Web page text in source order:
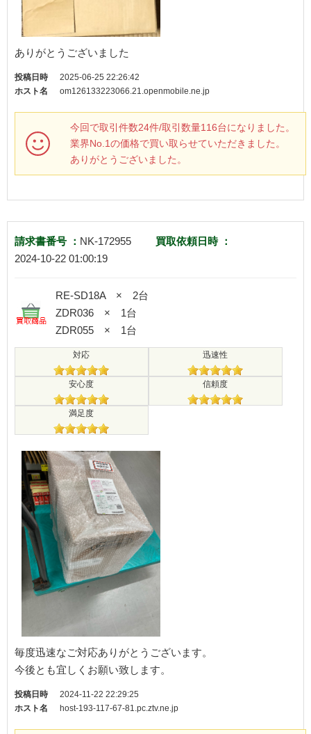
ありがとうございました
投稿日時
2025-06-25 22:26:42
ホスト名
om126133223066.21.openmobile.ne.jp
今回で取引件数24件/取引数量116台になりました。
業界No.1の価格で買い取らせていただきました。
ありがとうございました。
請求書番号 ： NK-172955
買取依頼日時 ：
2024-10-22 01:00:19
RE-SD18A × 2台
ZDR036 × 1台
ZDR055 × 1台
対応 迅速性
安心度 信頼度
満足度
毎度迅速なご対応ありがとうございます。
今後とも宜しくお願い致します。
投稿日時
2024-11-22 22:29:25
ホスト名
host-193-117-67-81.pc.ztv.ne.jp